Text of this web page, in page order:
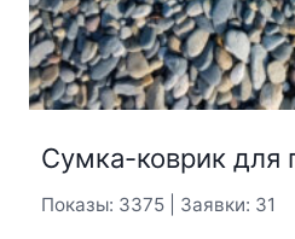
Сумка-коврик для
Показы: 3375 | Заявки: 31